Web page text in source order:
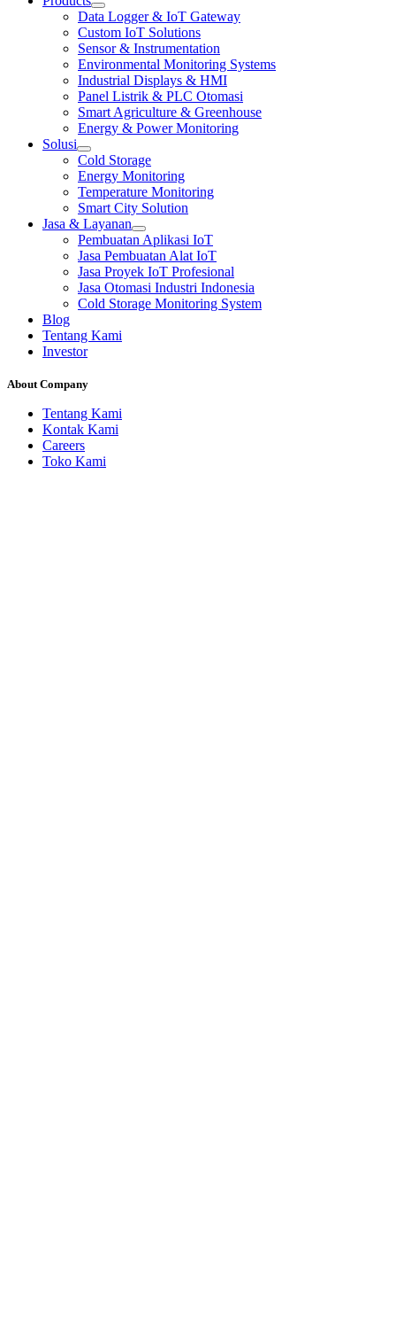
Data Logger & IoT Gateway
Custom IoT Solutions
Sensor & Instrumentation
Environmental Monitoring Systems
Industrial Displays & HMI
Panel Listrik & PLC Otomasi
Smart Agriculture & Greenhouse
Energy & Power Monitoring
Solusi
Cold Storage
Energy Monitoring
Temperature Monitoring
Smart City Solution
Jasa & Layanan
Pembuatan Aplikasi IoT
Jasa Pembuatan Alat IoT
Jasa Proyek IoT Profesional
Jasa Otomasi Industri Indonesia
Cold Storage Monitoring System
Blog
Tentang Kami
Investor
About Company
Tentang Kami
Kontak Kami
Careers
Toko Kami